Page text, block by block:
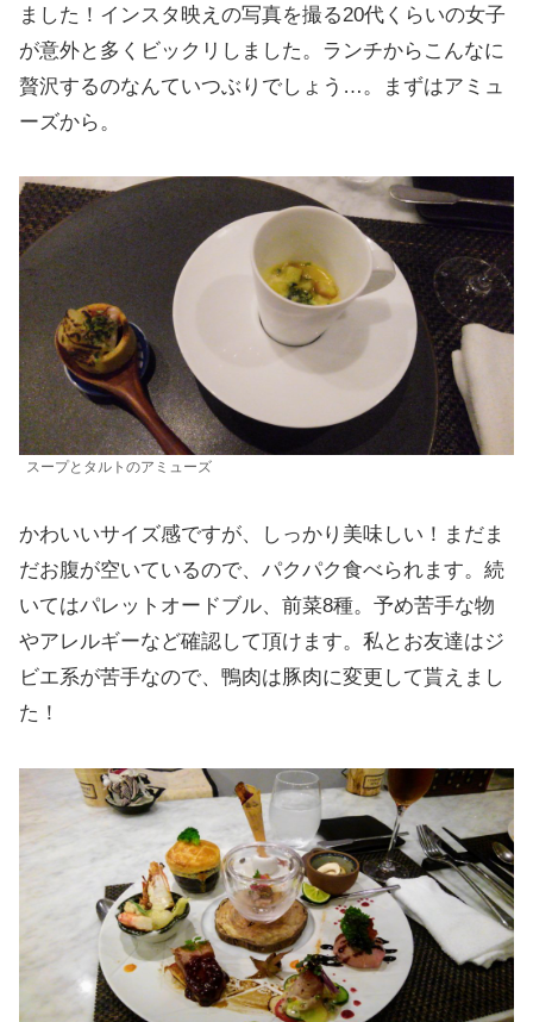
ました！インスタ映えの写真を撮る20代くらいの女子
が意外と多くビックリしました。ランチからこんなに
贅沢するのなんていつぶりでしょう…。まずはアミュ
ーズから。
スープとタルトのアミューズ
かわいいサイズ感ですが、しっかり美味しい！まだま
だお腹が空いているので、パクパク食べられます。続
いてはパレットオードブル、前菜8種。予め苦手な物
やアレルギーなど確認して頂けます。私とお友達はジ
ビエ系が苦手なので、鴨肉は豚肉に変更して貰えまし
た！